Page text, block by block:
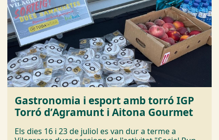
Gastronomia i esport amb torró IGP
Torró d’Agramunt i Aitona Gourmet
Els dies 16 i 23 de juliol es van dur a terme a